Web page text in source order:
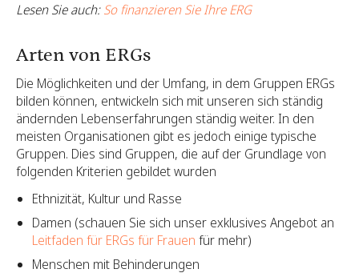
Lesen Sie auch:So finanzieren Sie Ihre ERG
Arten von ERGs
Die Möglichkeiten und der Umfang, in dem Gruppen ERGs
bilden können, entwickeln sich mit unseren sich ständig
ändernden Lebenserfahrungen ständig weiter. In den
meisten Organisationen gibt es jedoch einige typische
Gruppen. Dies sind Gruppen, die auf der Grundlage von
folgenden Kriterien gebildet wurden
Ethnizität, Kultur und Rasse
Damen (schauen Sie sich unser exklusives Angebot an
Leitfaden für ERGs für Frauen für mehr)
Menschen mit Behinderungen